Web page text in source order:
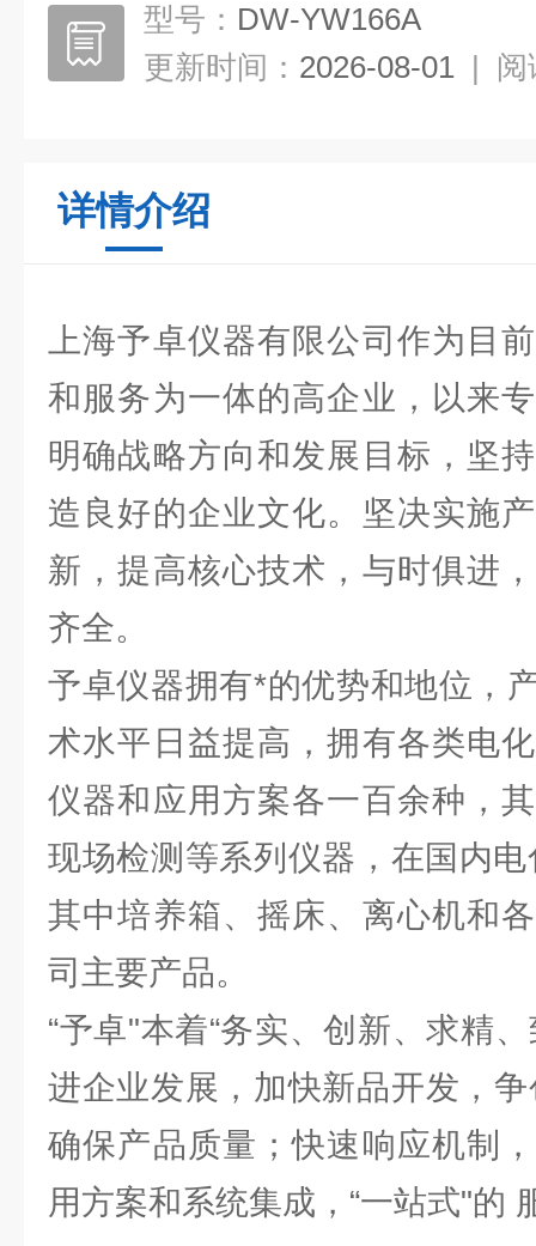
型号： DW-YW166A
更新时间： 2026-08-01 | 阅
详情介绍
上海予卓仪器有限公司作为目
和服务为一体的高企业，以来
明确战略方向和发展目标，坚
造良好的企业文化。坚决实施
新，提高核心技术，与时俱进
齐全。
予卓仪器拥有*的优势和地位，
术水平日益提高，拥有各类电
仪器和应用方案各一百余种，
现场检测等系列仪器，在国内
其中培养箱、摇床、离心机和
司主要产品。
“予卓"本着“务实、创新、求精
进企业发展，加快新品开发，
确保产品质量；快速响应机制
用方案和系统集成，“一站式"的